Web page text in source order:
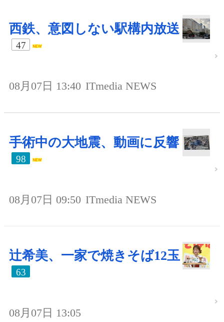
西鉄、意図しない駅構内放送
47
08月07日 13:40 ITmedia NEWS
手術中の大地震、動画に反響
98
08月07日 09:50 ITmedia NEWS
辻希美、一家で焼きそば12玉
63
08月07日 13:05